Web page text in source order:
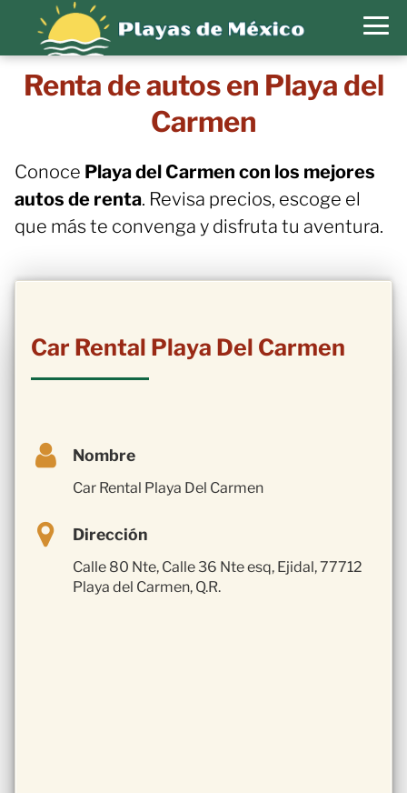
Renta de autos en Playa del
Carmen
Conoce Playa del Carmen con los mejores
autos de renta. Revisa precios, escoge el
que más te convenga y disfruta tu aventura.
Car Rental Playa Del Carmen
Nombre
Car Rental Playa Del Carmen
Dirección
Calle 80 Nte, Calle 36 Nte esq, Ejidal, 77712
Playa del Carmen, Q.R.